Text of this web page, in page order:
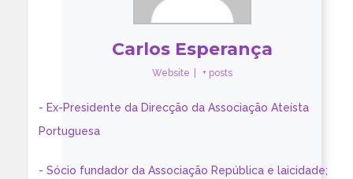
Carlos Esperança
Website + posts
- Ex-Presidente da Direcção da Associação Ateísta
Portuguesa
- Sócio fundador da Associação República e laicidade;